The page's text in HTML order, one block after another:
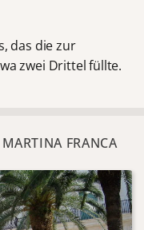
das die zur
zwei Drittel füllte.
FRANCA